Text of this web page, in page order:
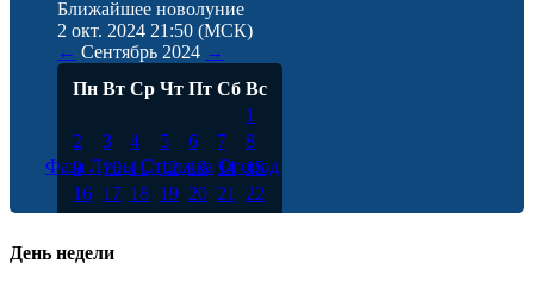
Ближайшее новолуние
2 окт. 2024 21:50 (МСК)
← Сентябрь 2024 →
Пн Вт Ср Чт Пт Сб Вс
1
2
3 4 5 6 7
8
9
10 11 12 13 14 15
16 17 18 19 20 21
22
23 24 25 26 27 28
29 30
Фаза Луны Стрижка Огород
День недели